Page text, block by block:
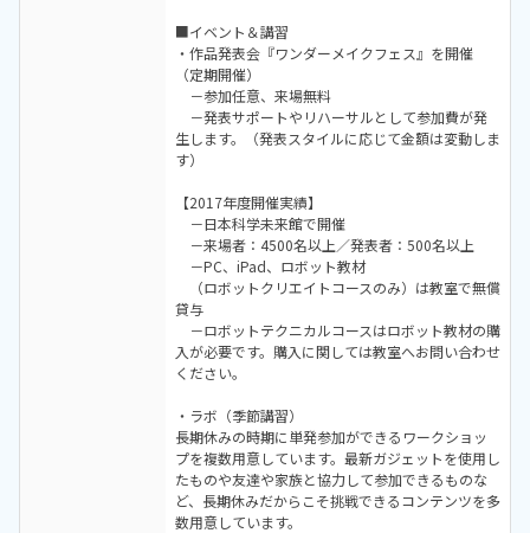
■イベント＆講習
・作品発表会『ワンダーメイクフェス』を開催
（定期開催）
－参加任意、来場無料
－発表サポートやリハーサルとして参加費が発
生します。（発表スタイルに応じて金額は変動しま
す）
【2017年度開催実績】
－日本科学未来館で開催
－来場者：4500名以上／発表者：500名以上
－PC、iPad、ロボット教材
（ロボットクリエイトコースのみ）は教室で無償
貸与
－ロボットテクニカルコースはロボット教材の購
入が必要です。購入に関しては教室へお問い合わせ
ください。
・ラボ（季節講習）
長期休みの時期に単発参加ができるワークショッ
プを複数用意しています。最新ガジェットを使用し
たものや友達や家族と協力して参加できるものな
ど、長期休みだからこそ挑戦できるコンテンツを多
数用意しています。